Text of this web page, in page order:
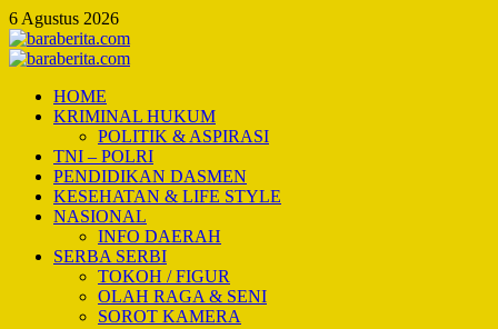
Skip
to
content
6 Agustus 2026
Primary
HOME
KRIMINAL HUKUM
POLITIK & ASPIRASI
TNI – POLRI
PENDIDIKAN DASMEN
KESEHATAN & LIFE STYLE
NASIONAL
INFO DAERAH
SERBA SERBI
TOKOH / FIGUR
OLAH RAGA & SENI
SOROT KAMERA